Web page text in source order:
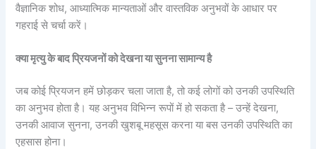
वैज्ञानिक शोध, आध्यात्मिक मान्यताओं और वास्तविक अनुभवों के आधार पर
गहराई से चर्चा करें।
क्या मृत्यु के बाद प्रियजनों को देखना या सुनना सामान्य है
जब कोई प्रियजन हमें छोड़कर चला जाता है, तो कई लोगों को उनकी उपस्थिति
का अनुभव होता है। यह अनुभव विभिन्न रूपों में हो सकता है – उन्हें देखना,
उनकी आवाज सुनना, उनकी खुशबू महसूस करना या बस उनकी उपस्थिति का
एहसास होना।